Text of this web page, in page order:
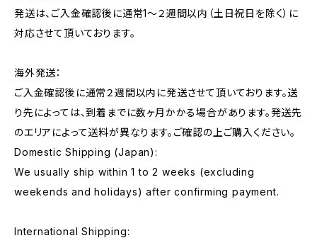
発送は、ご入金確認後に通常1〜２週間以内（土日祝日を除く）に
対応させて頂いております。
海外発送：
ご入金確認後に通常２週間以内に発送させて頂いております。送
り先によっては、到着までに数ヶ月かかる場合があります。発送先
のエリアによって送料が異なります。ご確認の上ご購入ください。
Domestic Shipping (Japan):
We usually ship within 1 to 2 weeks (excluding
weekends and holidays) after confirming payment.
International Shipping: